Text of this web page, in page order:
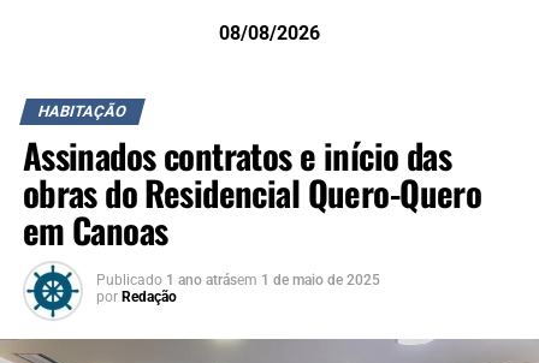
08/08/2026
HABITAÇÃO
Assinados contratos e início das
obras do Residencial Quero-Quero
em Canoas
Publicado 1 ano atrásem 1 de maio de 2025
por Redação